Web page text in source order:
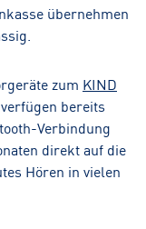
übernehmen
zum KIND
bereits
Verbindung
direkt auf die
Hören in vielen